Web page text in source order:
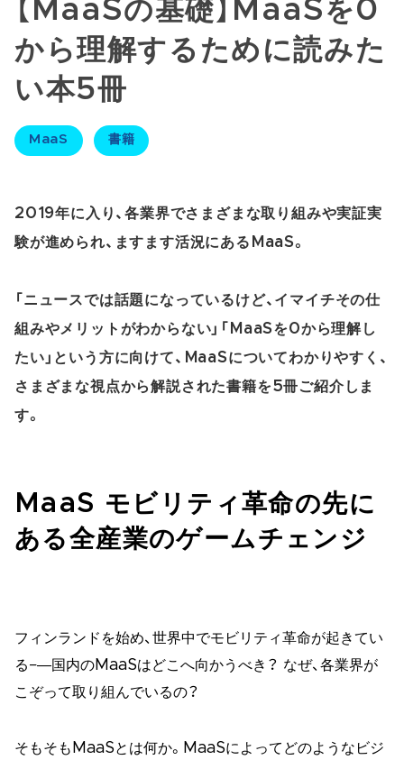
【MaaSの基礎】MaaSを0
から理解するために読みた
い本5冊
MaaS 書籍
2019年に入り、各業界でさまざまな取り組みや実証実
験が進められ、ますます活況にあるMaaS。
「ニュースでは話題になっているけど、イマイチその仕
組みやメリットがわからない」「MaaSを0から理解し
たい」という方に向けて、MaaSについてわかりやすく、
さまざまな視点から解説された書籍を5冊ご紹介しま
す。
MaaS モビリティ革命の先に
ある全産業のゲームチェンジ
フィンランドを始め、世界中でモビリティ革命が起きてい
る−―国内のMaaSはどこへ向かうべき？ なぜ、各業界が
こぞって取り組んでいるの？
そもそもMaaSとは何か。MaaSによってどのようなビジ